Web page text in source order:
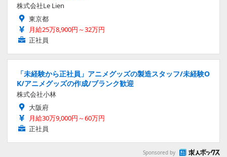
株式会社Le Lien
東京都
月給25万8,900円～32万円
正社員
「未経験から正社員」アニメグッズの製造スタッフ/未経験O
K/アニメグッズの作成/ブランク歓迎
株式会社小林
大阪府
月給30万9,000円～60万円
正社員
Sponsored by